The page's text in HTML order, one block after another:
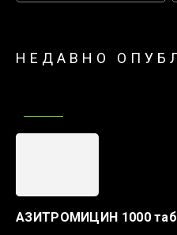
НЕДАВНО
АЗИТРОМИЦИН 1000